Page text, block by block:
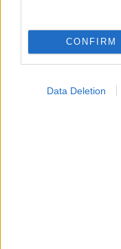
CONFIRM
Data Deletion